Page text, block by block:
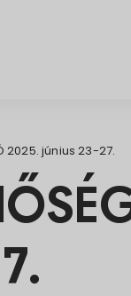
2025. június 23-27.